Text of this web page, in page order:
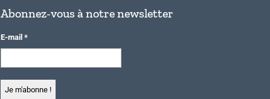
Abonnez-vous à notre newsletter
E-mail *